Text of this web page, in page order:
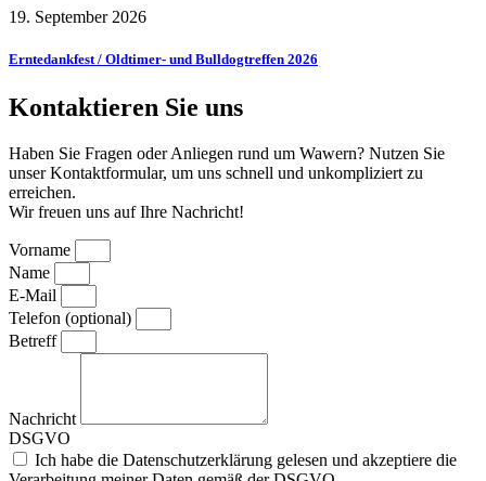
19. September 2026
Erntedankfest / Oldtimer- und Bulldogtreffen 2026
Kontaktieren Sie uns
Haben Sie Fragen oder Anliegen rund um Wawern? Nutzen Sie
unser Kontaktformular, um uns schnell und unkompliziert zu
erreichen.
Wir freuen uns auf Ihre Nachricht!
Vorname
Name
E-Mail
Telefon (optional)
Betreff
Nachricht
DSGVO
Ich habe die Datenschutzerklärung gelesen und akzeptiere die